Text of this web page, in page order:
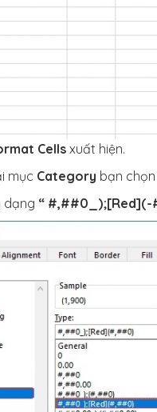
Cellsxuất hiện.
mục Category bạn chọn
dạng “ #,##0_);[Red](-